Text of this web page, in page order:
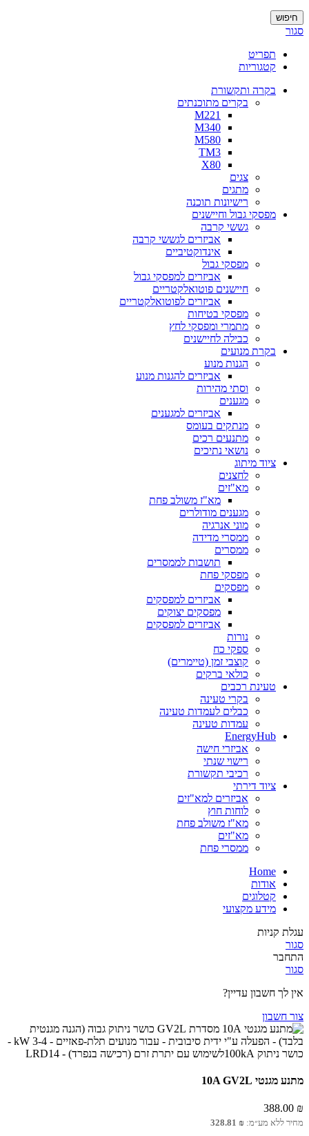
חיפוש
סגור
תפריט
קטגוריות
בקרה ותקשורת
בקרים מתוכנתים
M221
M340
M580
TM3
X80
צגים
מתגים
רישיונות תוכנה
מפסקי גבול וחיישנים
גששי קרבה
אביזרים לגששי קרבה
אינדוקטיביים
מפסקי גבול
אביזרים למפסקי גבול
חיישנים פוטואלקטריים
אביזרים לפוטואלקטריים
מפסקי בטיחות
מתמרי ומפסקי לחץ
כבילה לחיישנים
בקרת מנועים
הגנות מנוע
אביזרים להגנות מנוע
וסתי מהירות
מגענים
אביזרים למגענים
מנתקים בעומס
מתנעים רכים
נושאי נתיכים
ציוד מיתוג
לחצנים
מא"זים
מא"ז משולב פחת
מגענים מודולרים
מוני אנרגיה
ממסרי מדידה
ממסרים
תושבות לממסרים
מפסקי פחת
מפסקים
אביזרים למפסקים
מפסקים יצוקים
אביזרים למפסקים
נורות
ספקי כח
קוצבי זמן (טיימרים)
כולאי ברקים
טעינת רכבים
בקרי טעינה
כבלים לעמדות טעינה
עמדות טעינה
EnergyHub
אביזרי חישה
רישוי שנתי
רכיבי תקשורת
ציוד דירתי
אביזרים למא"זים
לוחות חוץ
מא"ז משולב פחת
מא"זים
ממסרי פחת
Home
אודות
קטלוגים
מידע מקצועי
עגלת קניות
סגור
התחבר
סגור
אין לך חשבון עדיין?
צור חשבון
מתנע מגנטי 10A GV2L
388.00 ₪
מחיר ללא מע״מ: 328.81 ₪